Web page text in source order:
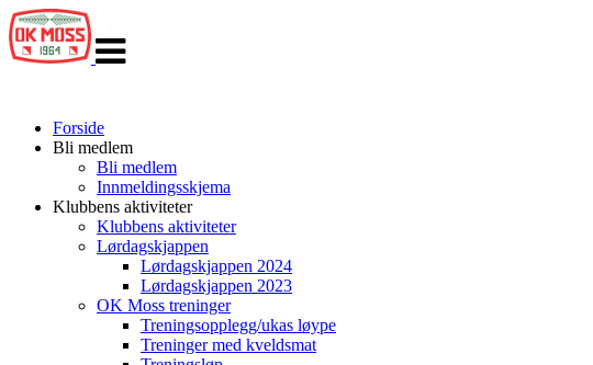
navigasjon
Forside
Bli medlem
Bli medlem
Innmeldingsskjema
Klubbens aktiviteter
Klubbens aktiviteter
Lørdagskjappen
Lørdagskjappen 2024
Lørdagskjappen 2023
OK Moss treninger
Treningsopplegg/ukas løype
Treninger med kveldsmat